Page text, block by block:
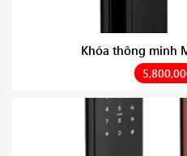
Khóa thông minh